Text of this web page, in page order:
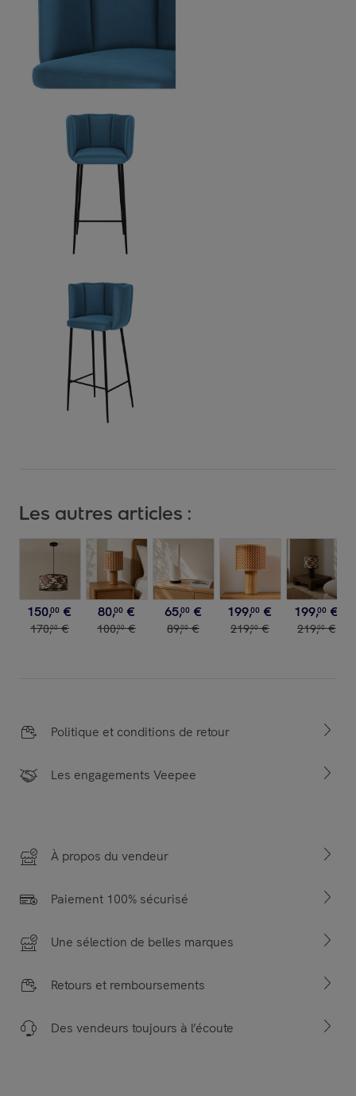
Les autres articles :
150,00 €
170,00 €
80,00 €
100,00 €
65,00 €
89,00 €
199,00 €
219,00 €
199,00 €
219,00 €
Politique et conditions de retour
Les engagements Veepee
À propos du vendeur
Paiement 100% sécurisé
Une sélection de belles marques
Retours et remboursements
Des vendeurs toujours à l’écoute